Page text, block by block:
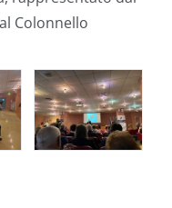
Colonnello